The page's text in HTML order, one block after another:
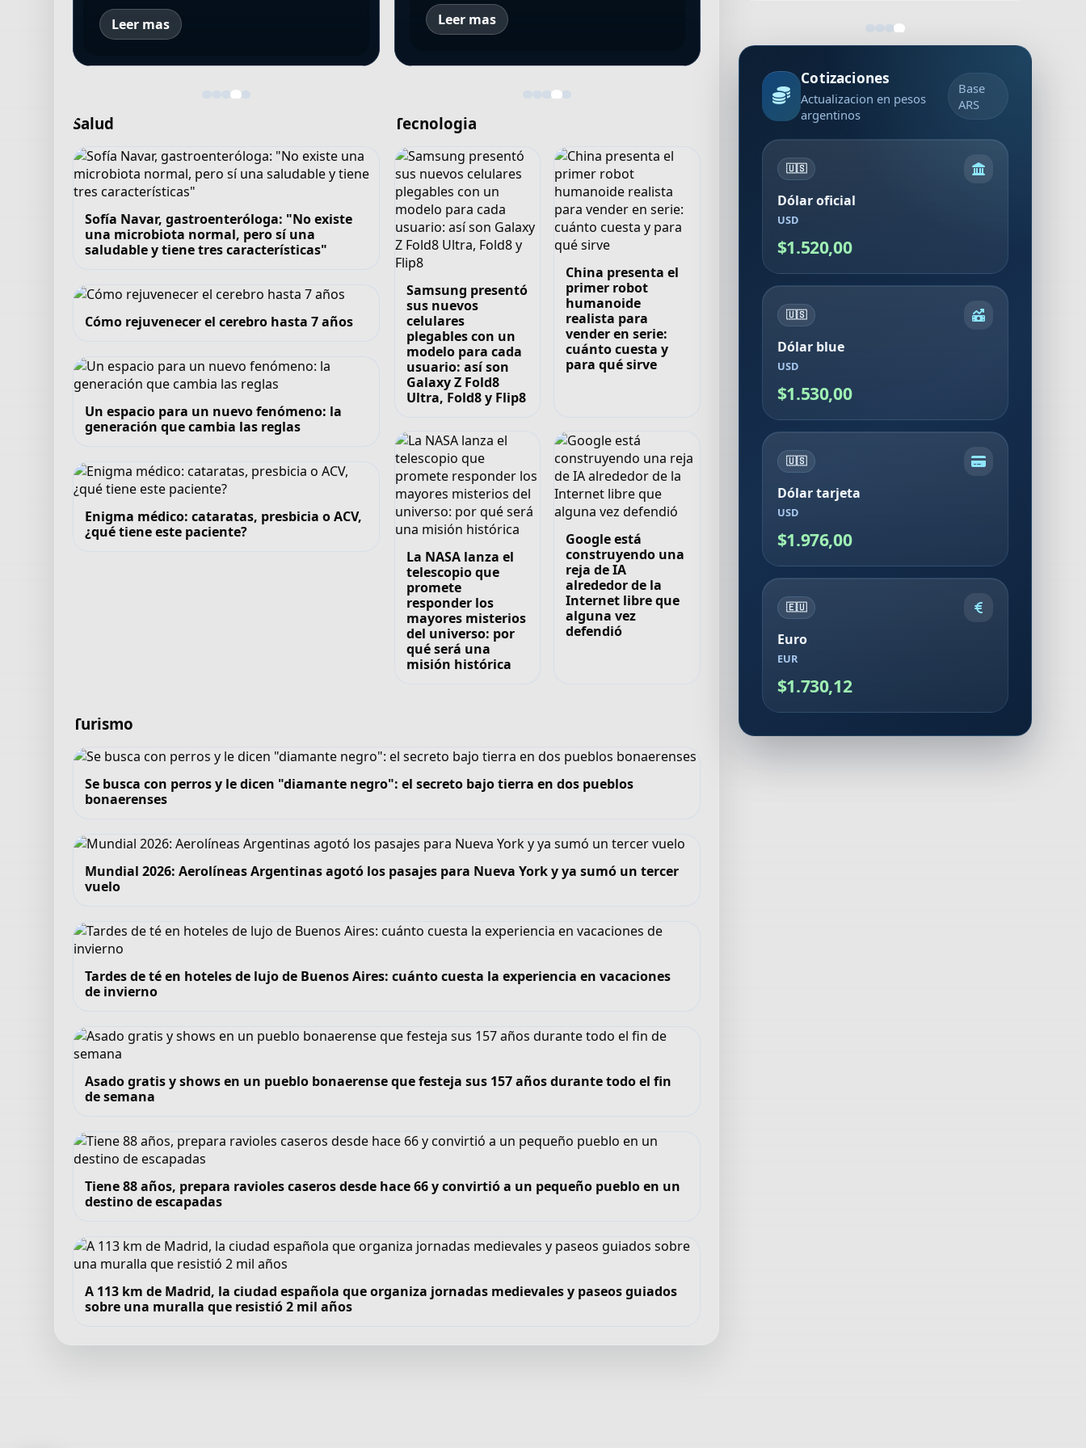
Leer mas Leer mas
Salud
Sofía Navar, gastroenteróloga: "No existe
una microbiota normal, pero sí una
saludable y tiene tres características"
Cómo rejuvenecer el cerebro hasta 7 años
Un espacio para un nuevo fenómeno: la
generación que cambia las reglas
Enigma médico: cataratas, presbicia o ACV,
¿qué tiene este paciente?
Tecnologia
Samsung presentó
sus nuevos
celulares
plegables con un
modelo para cada
usuario: así son
Galaxy Z Fold8
Ultra, Fold8 y Flip8
China presenta el
primer robot
humanoide
realista para
vender en serie:
cuánto cuesta y
para qué sirve
La NASA lanza el
telescopio que
promete
responder los
mayores misterios
del universo: por
qué será una
misión histórica
Google está
construyendo una
reja de IA
alrededor de la
Internet libre que
alguna vez
defendió
Turismo
Se busca con perros y le dicen "diamante negro": el secreto bajo tierra en dos pueblos
bonaerenses
Mundial 2026: Aerolíneas Argentinas agotó los pasajes para Nueva York y ya sumó un tercer
vuelo
Tardes de té en hoteles de lujo de Buenos Aires: cuánto cuesta la experiencia en vacaciones
de invierno
Asado gratis y shows en un pueblo bonaerense que festeja sus 157 años durante todo el fin
de semana
Tiene 88 años, prepara ravioles caseros desde hace 66 y convirtió a un pequeño pueblo en un
destino de escapadas
A 113 km de Madrid, la ciudad española que organiza jornadas medievales y paseos guiados
sobre una muralla que resistió 2 mil años
Cotizaciones
Actualizacion en pesos
argentinos
Base
ARS
🇺🇸
Dólar oficial
USD
$1.520,00
🇺🇸
Dólar blue
USD
$1.530,00
🇺🇸
Dólar tarjeta
USD
$1.976,00
🇪🇺
Euro
EUR
$1.730,12